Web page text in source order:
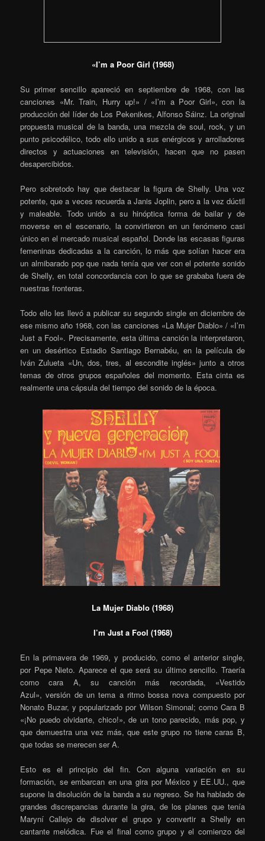
«I’m a Poor Girl (1968)
Su primer sencillo apareció en septiembre de 1968, con las
canciones «Mr. Train, Hurry up!» / «I’m a Poor Girl», con la
producción del líder de Los Pekenikes, Alfonso Sáinz. La original
propuesta musical de la banda, una mezcla de soul, rock, y un
punto psicodélico, todo ello unido a sus enérgicos y arrolladores
directos y actuaciones en televisión, hacen que no pasen
desapercibidos.
Pero sobretodo hay que destacar la figura de Shelly. Una voz
potente, que a veces recuerda a Janis Joplin, pero a la vez dúctil
y maleable. Todo unido a su hinóptica forma de bailar y de
moverse en el escenario, la convirtieron en un fenómeno casi
único en el mercado musical español. Donde las escasas figuras
femeninas dedicadas a la canción, lo más que solían hacer era
un almibarado pop que nada tenía que ver con el potente sonido
de Shelly, en total concordancia con lo que se grababa fuera de
nuestras fronteras.
Todo ello les llevó a publicar su segundo single en diciembre de
ese mismo año 1968, con las canciones «La Mujer Diablo» / «I’m
Just a Fool». Precisamente, esta última canción la interpretaron,
en un desértico Estadio Santiago Bernabéu, en la película de
Iván Zulueta «Un, dos, tres, al escondite inglés» junto a otros
temas de otros gruposespañoles del momento. Esta cinta es
realmente una cápsula del tiempo del sonido de la época.
La Mujer Diablo (1968)
I’m Just a Fool (1968)
En la primavera de 1969, y producido, como el anterior single,
por Pepe Nieto. Aparece el que será su último sencillo. Traería
como cara A, su canción más recordada, «Vestido
Azul», versión de un tema a ritmo bossa nova compuesto por
Nonato Buzar, y popularizado por Wilson Simonal; como Cara B
«¡No puedo olvidarte, chico!», de un tono parecido, más pop, y
que demuestra una vez más, que este grupo no tiene caras B,
que todas se merecen ser A.
Esto es el principio del fin. Con alguna variación en su
formación, se embarcan en una gira por México y EE.UU., que
supone la disolución de la banda a su regreso. Se ha hablado de
grandes discrepancias durante la gira, de los planes que tenía
Maryní Callejo de disolver el grupo y convertir a Shelly en
cantante melódica. Fue el final como grupo y el comienzo del